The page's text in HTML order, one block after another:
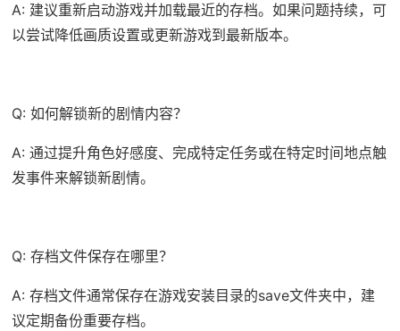
A: 建议重新启动游戏并加载最近的存档。如果问题持续，可
以尝试降低画质设置或更新游戏到最新版本。
Q: 如何解锁新的剧情内容？
A: 通过提升角色好感度、完成特定任务或在特定时间地点触
发事件来解锁新剧情。
Q: 存档文件保存在哪里？
A: 存档文件通常保存在游戏安装目录的save文件夹中，建
议定期备份重要存档。